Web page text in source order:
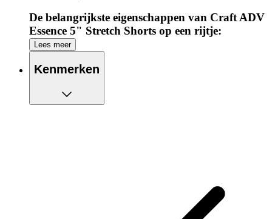
De belangrijkste eigenschappen van Craft ADV
Essence 5" Stretch Shorts op een rijtje:
Een short met veel stretch
Zakje met rits aan de achterkant van de tailleband
Zijsplitten voor extra bewegingsvrijheid
Elastisch binnenbroekje voor de juiste ondersteuning
Lees meer
Kenmerken